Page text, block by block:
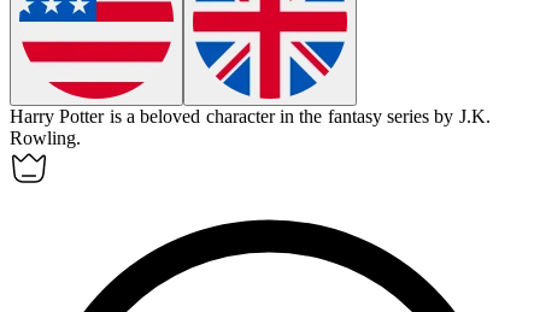
Harry Potter is a beloved character in the fantasy series by J.K.
Rowling.